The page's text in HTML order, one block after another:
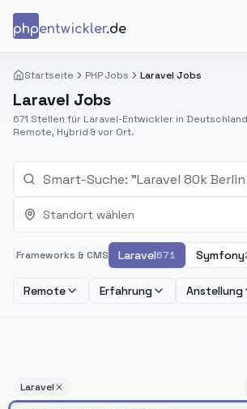
phpentwickler.de
Startseite PHP Jobs Laravel Jobs
Laravel Jobs
671 Stellen für Laravel-Entwickler in
Remote, Hybrid & vor Ort.
Standort wählen
Frameworks & CMS Laravel671 Symfony
Remote Erfahrung Anstellung
Laravel